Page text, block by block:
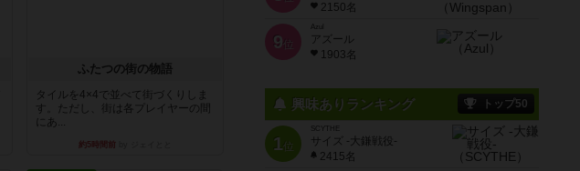
ふたつの街の物語
タイルを4×4で並べて街づくりしま
す。ただし、街は各プレイヤーの間
にあ...
約5時間前
2150名
9 位
Azul
アズール
1903名
興味ありランキング トップ50
1位
SCYTHE
サイズ -大鎌戦役-
2415名